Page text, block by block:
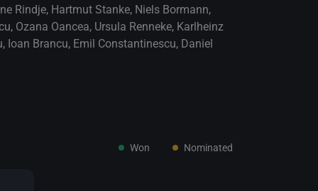
Rindje, Hartmut Stanke, Niels Bormann,
, Ozana Oancea, Ursula Renneke, Karlheinz
, Ioan Brancu, Emil Constantinescu, Daniel
Won Nominated